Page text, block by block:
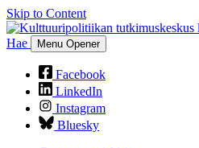
Skip to Content
Hae Menu Opener
Facebook
LinkedIn
Instagram
Bluesky